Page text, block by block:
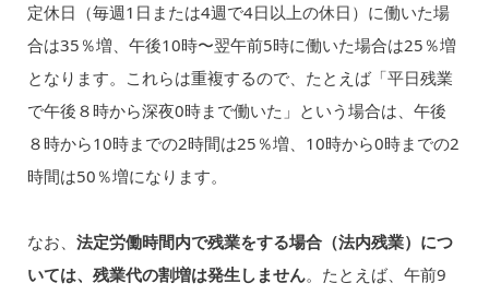
定休日（毎週1日または4週で4日以上の休日）に働いた場
合は35％増、午後10時〜翌午前5時に働いた場合は25％増
となります。これらは重複するので、たとえば「平日残業
で午後８時から深夜0時まで働いた」という場合は、午後
８時から10時までの2時間は25％増、10時から0時までの2
時間は50％増になります。
なお、 法定労働時間内で残業をする場合（法内残業）につ
いては、残業代の割増は発生しません。たとえば、午前9